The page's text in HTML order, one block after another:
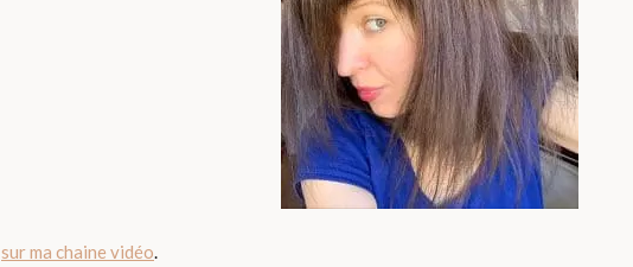
sur ma chaine vidéo.